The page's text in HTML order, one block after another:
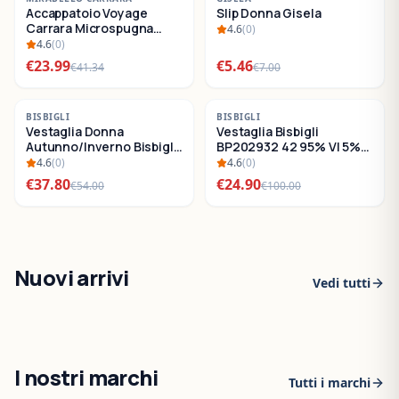
SALDI
Accappatoio Voyage
Carrara Microspugna
Cotone
4.6(0)
€23.99€41.34
SALDI
Slip Donna Gisela
4.6(0)
€5.46€7.00
-30 %
SALDI
BISBIGLI
Vestaglia Donna
Autunno/Inverno Bisbigli
BO288632
4.6(0)
€37.80€54.00
-75 %
SALDI
BISBIGLI
Vestaglia Bisbigli
BP202932 42 95% VI 5%
EA4.6(0)
€24.90€100.00
Nuovi arrivi Vedi tutti
I nostri marchi Tutti i marchi